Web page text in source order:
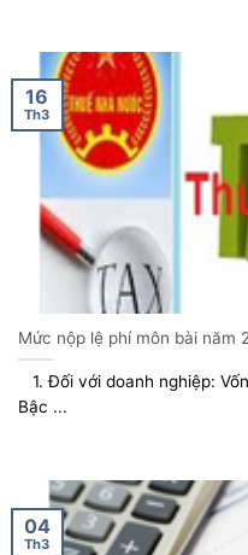
Mức nộp lệ phí môn bài năm
1. Đối với doanh nghiệp:
Bậc ...
16
Th3
04
Th3